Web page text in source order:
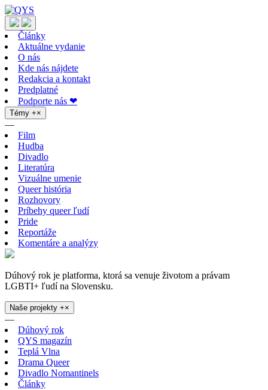
Články
Aktuálne vydanie
O nás
Kde nás nájdete
Redakcia a kontakt
Predplatné
Podporte nás ❤
Témy +×
—
Film
Hudba
Divadlo
Literatúra
Vizuálne umenie
Queer história
Rozhovory
Príbehy queer ľudí
Pride
Reportáže
Komentáre a analýzy
Dúhový rok je platforma, ktorá sa venuje životom a právam
LGBTI+ ľudí na Slovensku.
Naše projekty +×
—
Dúhový rok
QYS magazín
Teplá Vlna
Drama Queer
Divadlo Nomantinels
Články